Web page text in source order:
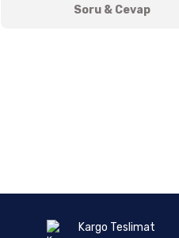
Soru & Cevap
Kargo Teslimat